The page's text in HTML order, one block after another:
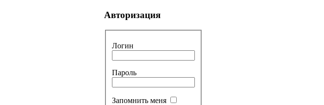
Авторизация
Логин
Пароль
Запомнить меня